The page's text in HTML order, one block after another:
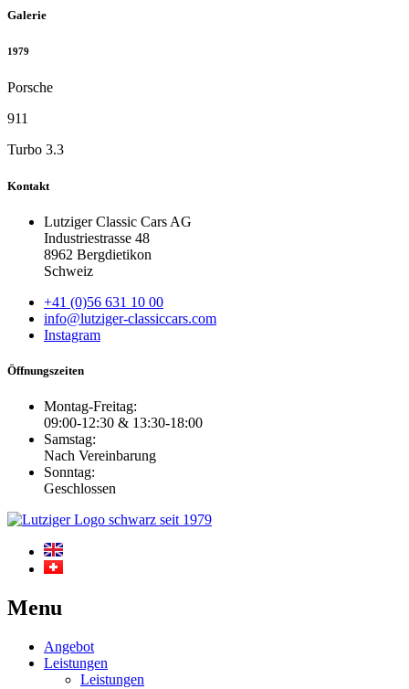
Galerie
1979
Porsche
911
Turbo 3.3
Kontakt
Lutziger Classic Cars AG
Industriestrasse 48
8962 Bergdietikon
Schweiz
+41 (0)56 631 10 00
info@lutziger-classiccars.com
Instagram
Öffnungszeiten
Montag-Freitag:
09:00-12:30 & 13:30-18:00
Samstag:
Nach Vereinbarung
Sonntag:
Geschlossen
Menu
Angebot
Leistungen
Leistungen